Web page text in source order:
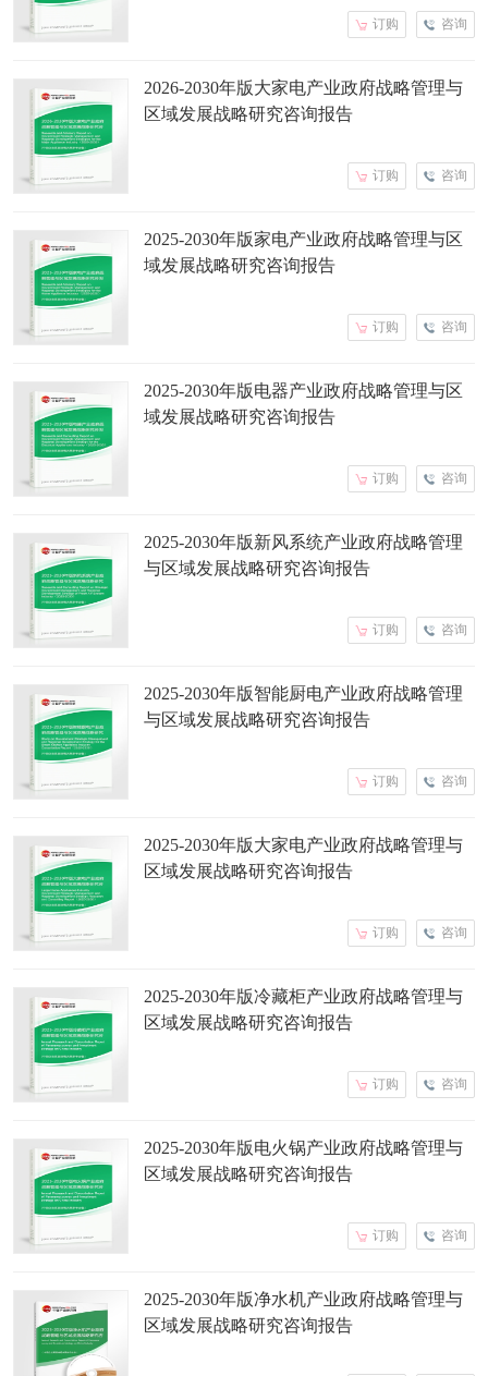
咨询
订购
2026-2030年版大家电产业政府战略管理与
区域发展战略研究咨询报告
咨询
订购
2025-2030年版家电产业政府战略管理与区
域发展战略研究咨询报告
咨询
订购
2025-2030年版电器产业政府战略管理与区
域发展战略研究咨询报告
咨询
订购
2025-2030年版新风系统产业政府战略管理
与区域发展战略研究咨询报告
咨询
订购
2025-2030年版智能厨电产业政府战略管理
与区域发展战略研究咨询报告
咨询
订购
2025-2030年版大家电产业政府战略管理与
区域发展战略研究咨询报告
咨询
订购
2025-2030年版冷藏柜产业政府战略管理与
区域发展战略研究咨询报告
咨询
订购
2025-2030年版电火锅产业政府战略管理与
区域发展战略研究咨询报告
咨询
订购
2025-2030年版净水机产业政府战略管理与
区域发展战略研究咨询报告